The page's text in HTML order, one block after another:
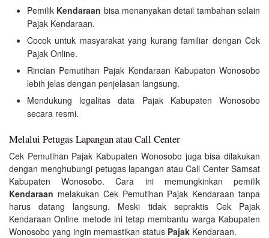
Pemilik Kendaraan bisa menanyakan detail tambahan selain
Pajak Kendaraan.
Cocok untuk masyarakat yang kurang familiar dengan Cek
Pajak Online.
Rincian Pemutihan Pajak Kendaraan Kabupaten Wonosobo
lebih jelas dengan penjelasan langsung.
Mendukung legalitas data Pajak Kabupaten Wonosobo
secara resmi.
Melalui Petugas Lapangan atau Call Center
Cek Pemutihan Pajak Kabupaten Wonosobo juga bisa dilakukan
dengan menghubungi petugas lapangan atau Call Center Samsat
Kabupaten Wonosobo. Cara ini memungkinkan pemilik
Kendaraan melakukan Cek Pemutihan Pajak Kendaraan tanpa
harus datang langsung. Meski tidak sepraktis Cek Pajak
Kendaraan Online metode ini tetap membantu warga Kabupaten
Wonosobo yang ingin memastikan status Pajak Kendaraan.